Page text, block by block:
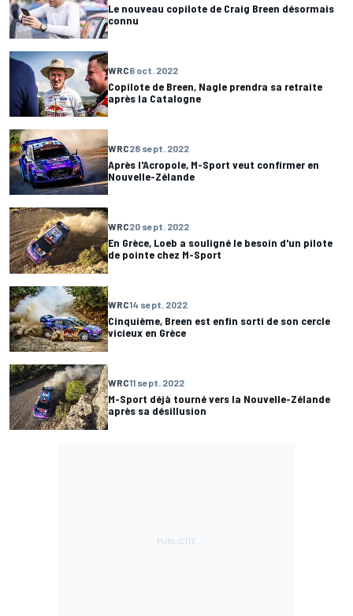
Le nouveau copilote de Craig Breen désormais
connu
WRC6 oct. 2022
Copilote de Breen, Nagle prendra sa retraite
après la Catalogne
WRC28 sept. 2022
Après l'Acropole, M-Sport veut confirmer en
Nouvelle-Zélande
WRC20 sept. 2022
En Grèce, Loeb a souligné le besoin d'un pilote
de pointe chez M-Sport
WRC14 sept. 2022
Cinquième, Breen est enfin sorti de son cercle
vicieux en Grèce
WRC11 sept. 2022
M-Sport déjà tourné vers la Nouvelle-Zélande
après sa désillusion